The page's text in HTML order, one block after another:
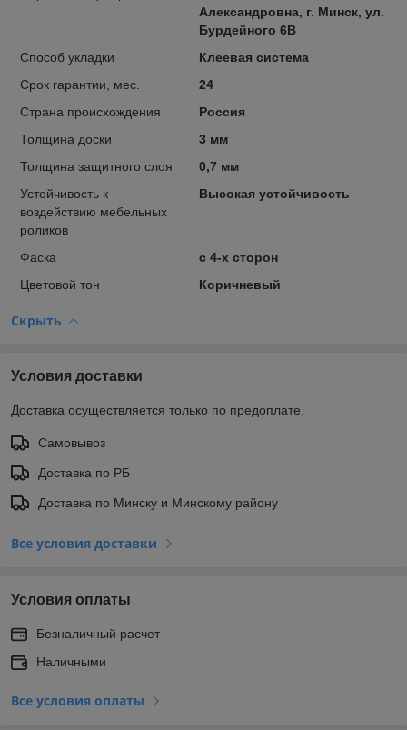
Александровна, г. Минск, ул.
Бурдейного 6В
Способ укладки
Клеевая система
Срок гарантии, мес.
24
Страна происхождения
Россия
Толщина доски
3 мм
Толщина защитного слоя
0,7 мм
Устойчивость к
воздействию мебельных
роликов
Высокая устойчивость
Фаска
с 4-х сторон
Цветовой тон
Коричневый
Скрыть
Условия доставки
Доставка осуществляется только по предоплате.
Самовывоз
Доставка по РБ
Доставка по Минску и Минскому району
Все условия доставки
Условия оплаты
Безналичный расчет
Наличными
Все условия оплаты